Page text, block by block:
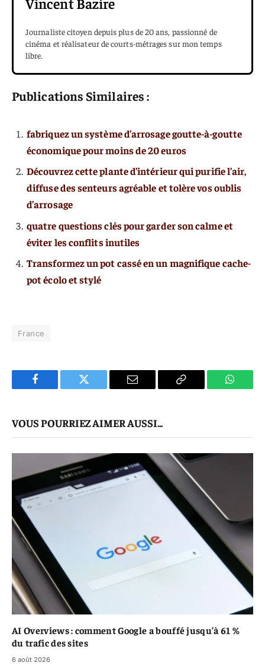
Journaliste citoyen depuis plus de 20 ans, passionné de
cinéma et réalisateur de courts-métrages sur mon temps
libre.
Publications Similaires :
fabriquez un système d’arrosage goutte-à-goutte
économique pour moins de 20 euros
Découvrez cette plante d’intérieur qui purifie l’air,
diffuse des senteurs agréable et tolère vos oublis
d’arrosage
quatre questions clés pour garder son calme et
éviter les conflits inutiles
Transformez un pot cassé en un magnifique cache-
pot écolo et stylé
France
Facebook Twitter
E-
Copier
VOUS POURRIEZ AIMER AUSSI...
AI Overviews : comment Google a bouffé jusqu’à 61 %
du trafic des sites
6 août 2026